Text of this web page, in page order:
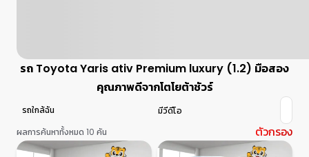
รถ Toyota Yaris ativ Premium luxury (1.2) มือสอง
คุณภาพดีจากโตโยต้าชัวร์
รถใกล้ฉัน
มีวีดีโอ
ผลการค้นหาทั้งหมด 10 คัน
ตัวกรอง